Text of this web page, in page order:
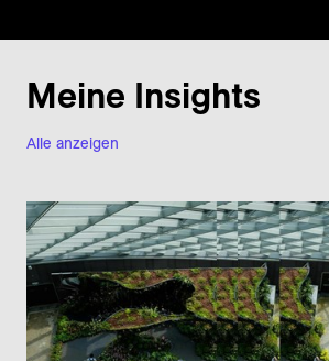
Alle anzeigen
Meine Insights